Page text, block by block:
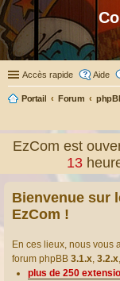
Accès rapide Aide
Portail Forum
EzCom est
13
Bienvenue sur
EzCom !
En ces lieux, nous vous
forum phpBB 3.1.x, 3.2.x,
plus de 250